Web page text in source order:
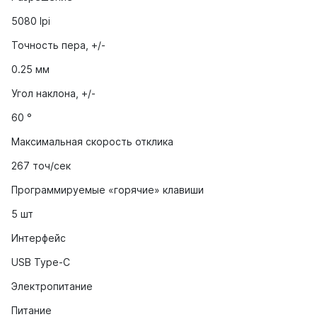
5080 lpi
Точность пера, +/-
0.25 мм
Угол наклона, +/-
60 °
Максимальная скорость отклика
267 точ/сек
Программируемые «горячие» клавиши
5 шт
Интерфейс
USB Type-C
Электропитание
Питание